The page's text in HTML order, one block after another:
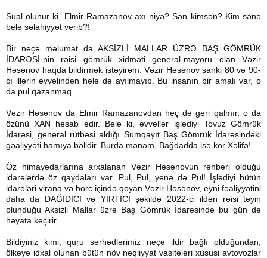
Sual olunur ki, Elmir Ramazanov axı niyə? Sən kimsən? Kim sənə
belə səlahiyyət verib?!
Bir neçə məlumat da AKSİZLİ MALLAR ÜZRƏ BAŞ GÖMRÜK
İDARƏSİ-nin rəisi gömrük xidməti general-mayoru olan Vəzir
Həsənov haqda bildirmək istəyirəm. Vəzir Həsənov sanki 80 və 90-
cı illərin əvvəlindən hələ də ayılmayıb. Bu insanın bir amalı var, o
da pul qazanmaq.
Vəzir Həsənov da Elmir Ramazanovdan heç də geri qalmır, o da
özünü XAN hesab edir. Belə ki, əvvəllər işlədiyi Tovuz Gömrük
İdarəsi, general rütbəsi aldığı Sumqayıt Baş Gömrük İdarəsindəki
gəaliyyəti hamıya bəlldir. Burda mənəm, Bağdadda isə kor Xəlifə!.
Öz himayədarlarına arxalanan Vəzir Həsənovun rəhbəri olduğu
idarələrdə öz qaydaları var. Pul, Pul, yenə də Pul! İşlədiyi bütün
idarələri virana və borc içində qoyan Vəzir Həsənov, eyni fəaliyyətini
daha da DAĞIDICI və YIRTICI şəkildə 2022-ci ildən rəisi təyin
olunduğu Aksizli Mallar üzrə Baş Gömrük İdarəsində bu gün də
həyata keçirir.
Bildiyiniz kimi, quru sərhədlərimiz neçə ildir bağlı olduğundan,
ölkəyə idxal olunan bütün növ nəqliyyat vasitələri xüsusi avtovozlar